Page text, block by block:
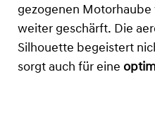
gezogenen
weiter geschärft. Die
Silhouette begeistert
sorgt auch für eine